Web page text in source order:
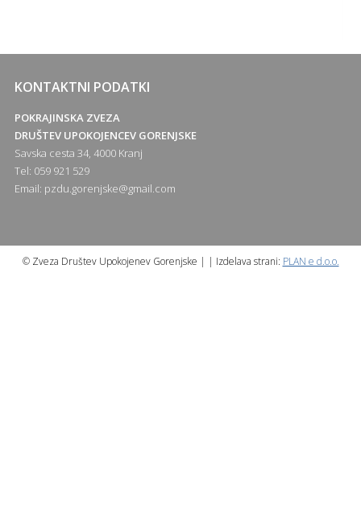
KONTAKTNI PODATKI
POKRAJINSKA ZVEZA
DRUŠTEV UPOKOJENCEV GORENJSKE
Savska cesta 34, 4000 Kranj
Tel: 059 921 529
Email: pzdu.gorenjske@gmail.com
© Zveza Društev Upokojenev Gorenjske | | Izdelava strani: PLAN e d.o.o.